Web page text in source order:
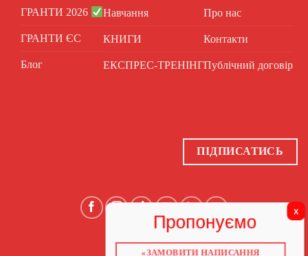
ГРАНТИ 2026
ГРАНТИ ЄС
Блог
Навчання
КНИГИ
ЕКСПРЕС-ТРЕНІНГ
Про нас
Контакти
Публічний договір
ПІДПИСАТИСЬ
«ЗАМОВИТИ НАПИСАННЯ